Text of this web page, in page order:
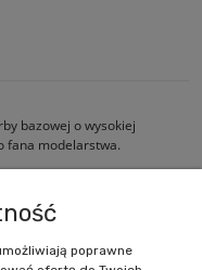
bazowej o wysokiej
fana modelarstwa.
poprawne